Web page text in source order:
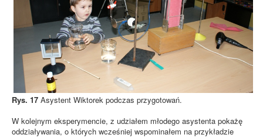
Rys. 17 Asystent Wiktorek podczas przygotowań.
W kolejnym eksperymencie, z udziałem młodego asystenta pokażę
oddziaływania, o których wcześniej wspominałem na przykładzie